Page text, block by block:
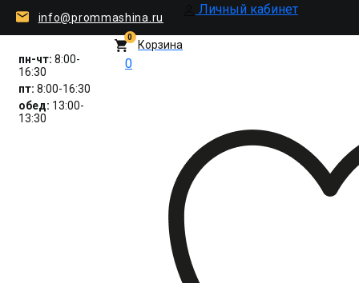
info@prommashina.ru
Личный кабинет
пн-чт: 8:00-
16:30
пт: 8:00-16:30
обед: 13:00-
13:30
0
Корзина
0